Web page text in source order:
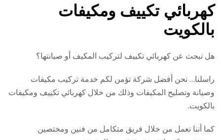
كهربائي تكييف ومكيفات
بالكويت
هل تبحث عن كهربائي تكييف لتركيب المكيف أو صيانتها؟
راسلنا… نحن أفضل شركة تؤمن لكم خدمة تركيب مكيفات
وصيانة وتصليح المكيفات وذلك من خلال كهربائي تكييف ومكيفات
بالكويت.
كما أننا نعمل من خلال فريق متكامل من فنين ومختصين